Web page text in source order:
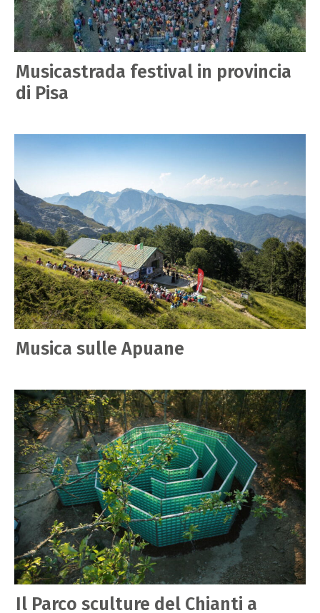
Musicastrada festival in provincia
di Pisa
Musica sulle Apuane
Il Parco sculture del Chianti a